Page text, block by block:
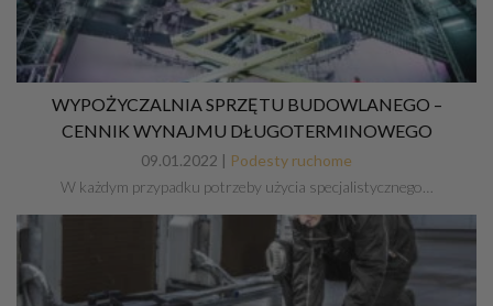
WYPOŻYCZALNIA SPRZĘTU BUDOWLANEGO –
CENNIK WYNAJMU DŁUGOTERMINOWEGO
09.01.2022 | Podesty ruchome
W każdym przypadku potrzeby użycia specjalistycznego…